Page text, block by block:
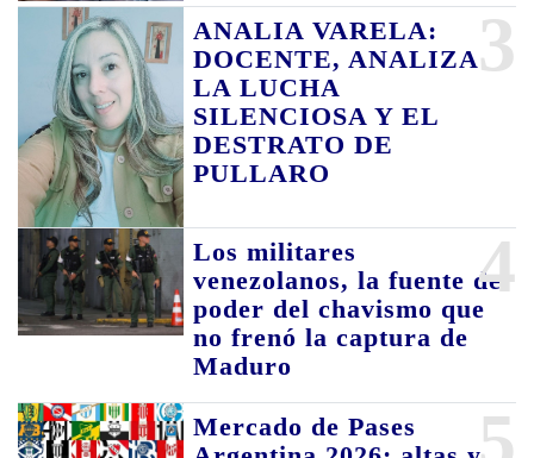
3
ANALIA VARELA:
DOCENTE, ANALIZA
LA LUCHA
SILENCIOSA Y EL
DESTRATO DE
PULLARO
4
Los militares
venezolanos, la fuente de
poder del chavismo que
no frenó la captura de
Maduro
Mercado de Pases